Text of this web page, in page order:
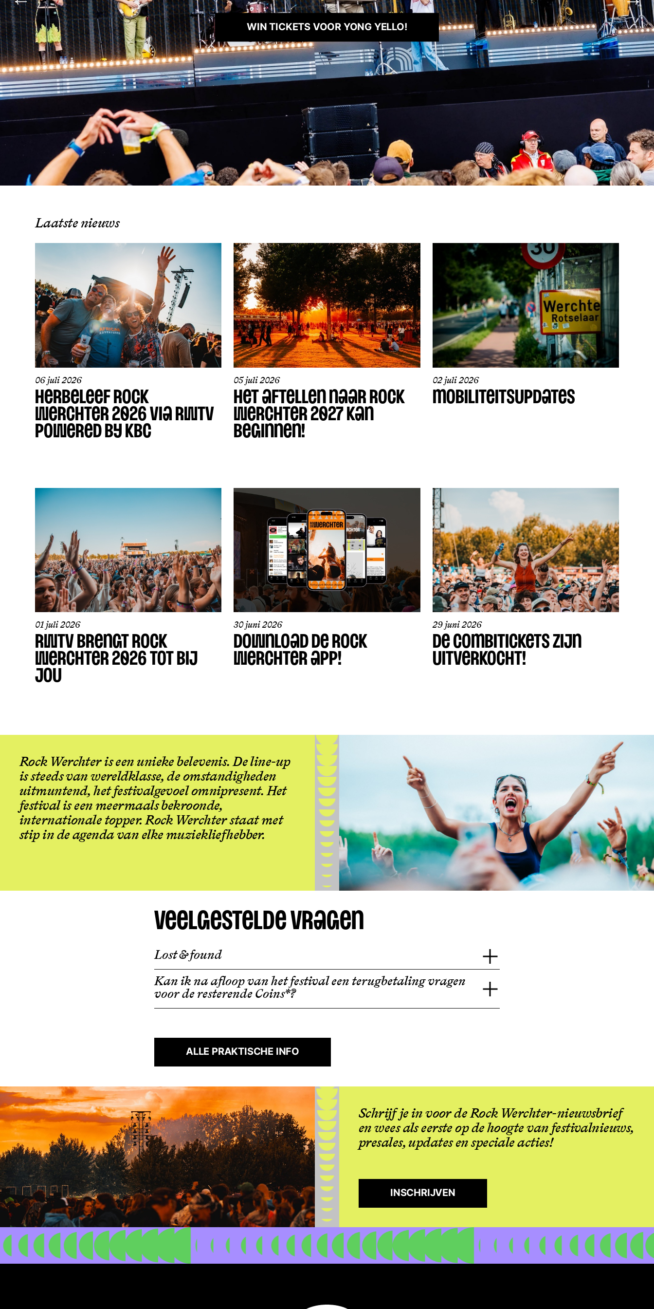
BEKIJK DE AFTERMOVIE!
Laatste nieuws
06 juli 2026
HERBELEEF ROCK
WERCHTER 2026 VIA RWTV
POWERED BY KBC
05 juli 2026
HET AFTELLEN NAAR ROCK
WERCHTER 2027 KAN
BEGINNEN!
02 juli 2026
MOBILITEITSUPDATES
01 juli 2026
RWTV BRENGT ROCK
WERCHTER 2026 TOT BIJ
JOU
30 juni 2026
DOWNLOAD DE ROCK
WERCHTER APP!
29 juni 2026
DE COMBITICKETS ZIJN
UITVERKOCHT!
Rock Werchter is een unieke belevenis. De line-up
is steeds van wereldklasse, de omstandigheden
uitmuntend, het festivalgevoel omnipresent. Het
festival is een meermaals bekroonde,
internationale topper. Rock Werchter staat met
stip in de agenda van elke muziekliefhebber.
Veelgestelde vragen
Lost & found
Kan ik na afloop van het festival een terugbetaling vragen
voor de resterende Coins*?
ALLE PRAKTISCHE INFO
Schrijf je in voor de Rock Werchter-nieuwsbrief
en wees als eerste op de hoogte van festivalnieuws,
presales, updates en speciale acties!
INSCHRIJVEN